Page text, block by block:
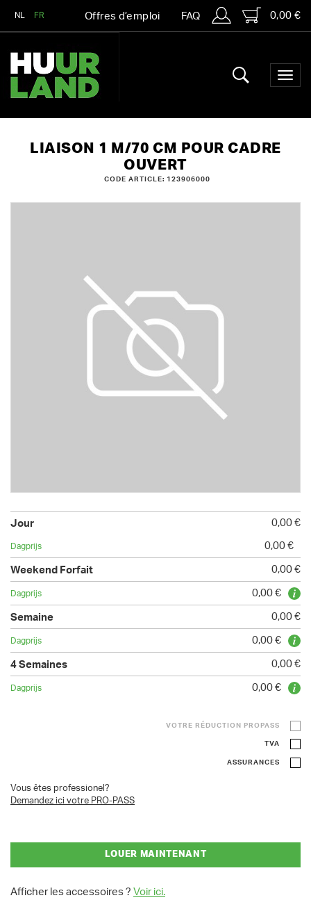
NL FR Offres d’emploi FAQ 0,00 €
LIAISON 1 M/70 CM POUR CADRE
OUVERT
CODE ARTICLE: 123906000
0,00 €
0,00 €
0,00 €
0,00 €
0,00 €
0,00 €
0,00 €
0,00 €
VOTRE RÉDUCTION PROPASS
TVA
ASSURANCES
Vous êtes professionel?
Demandez ici votre PRO-PASS
LOUER MAINTENANT
Afficher les accessoires ? Voir ici.